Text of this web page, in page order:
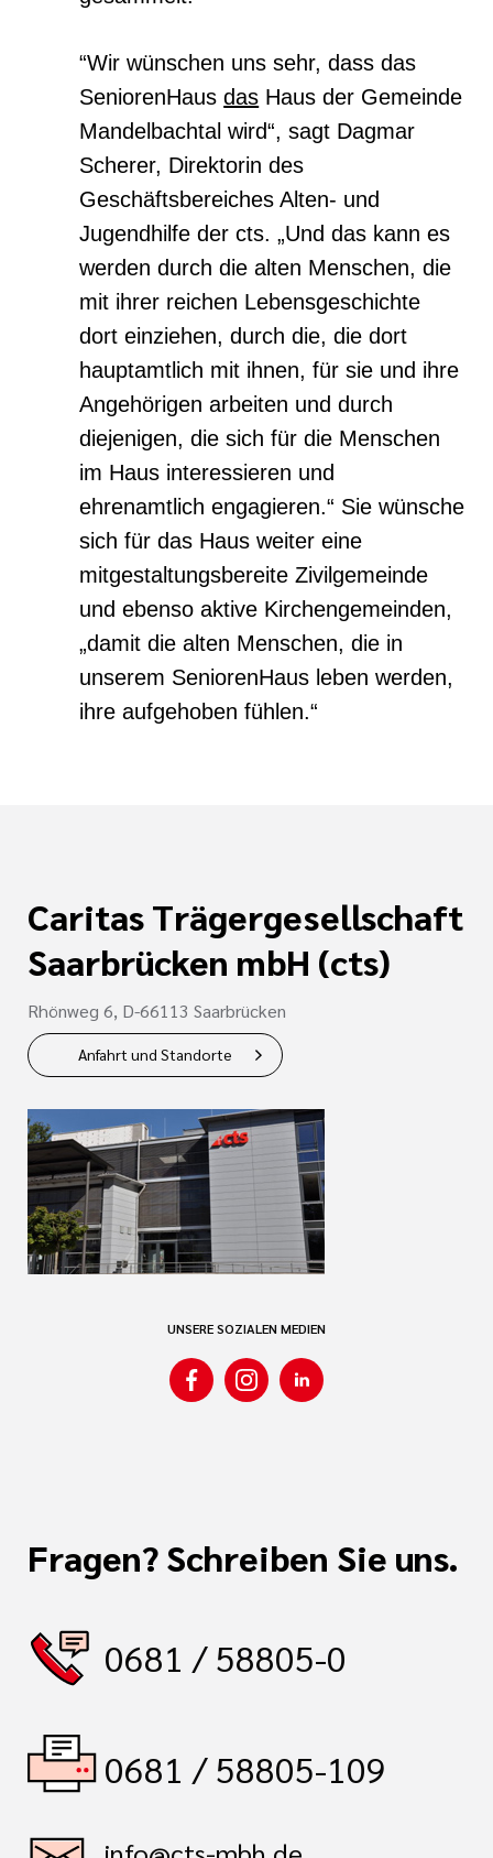
“Wir wünschen uns sehr, dass das
SeniorenHausdas Haus der Gemeinde
Mandelbachtal wird“, sagt Dagmar
Scherer, Direktorin des
Geschäftsbereiches Alten- und
Jugendhilfe der cts. „Und das kann es
werden durch die alten Menschen, die
mit ihrer reichen Lebensgeschichte
dort einziehen, durch die, die dort
hauptamtlich mit ihnen, für sie und ihre
Angehörigen arbeiten und durch
diejenigen, die sich für die Menschen
im Haus interessieren und
ehrenamtlich engagieren.“ Sie wünsche
sich für das Haus weiter eine
mitgestaltungsbereite Zivilgemeinde
und ebenso aktive Kirchengemeinden,
„damit die alten Menschen, die in
unserem SeniorenHaus leben werden,
ihreaufgehoben fühlen.“
Caritas Trägergesellschaft
Saarbrücken mbH (cts)
Rhönweg 6, D-66113 Saarbrücken
Anfahrt und Standorte
UNSERE SOZIALEN MEDIEN
Fragen? Schreiben Sie uns.
0681 / 58805-0
0681 / 58805-109